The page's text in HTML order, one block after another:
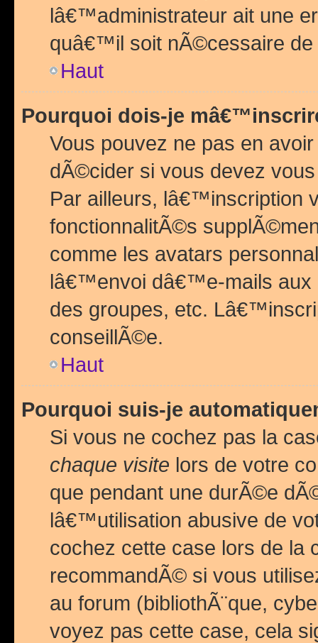
lâ€™administrateur ait une
quâ€™il soit nÃ©cessaire de
Haut
Pourquoi dois-je
Vous pouvez ne pas en
dÃ©cider si vous devez
Par ailleurs, lâ€™inscription
fonctionnalitÃ©s
comme les avatars
lâ€™envoi dâ€™e-mails
des groupes, etc.
conseillÃ©e.
Haut
Pourquoi suis-je
Si vous ne cochez pas la
chaque visite lors de votre
que pendant une durÃ©e
lâ€™utilisation abusive de
cochez cette case lors de
recommandÃ© si vous
au forum (bibliothÃ¨que,
voyez pas cette case, cela